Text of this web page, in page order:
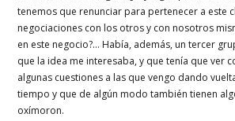
tenemos que renunciar para pertenecer a este
negociaciones con los otros y con nosotros
en este negocio?… Había, además, un tercer
que la idea me interesaba, y que tenía que ver
algunas cuestiones a las que vengo dando
tiempo y que de algún modo también tienen
oxímoron.